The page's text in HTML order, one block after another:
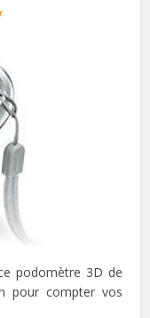
podomètre 3D de
pour compter vos